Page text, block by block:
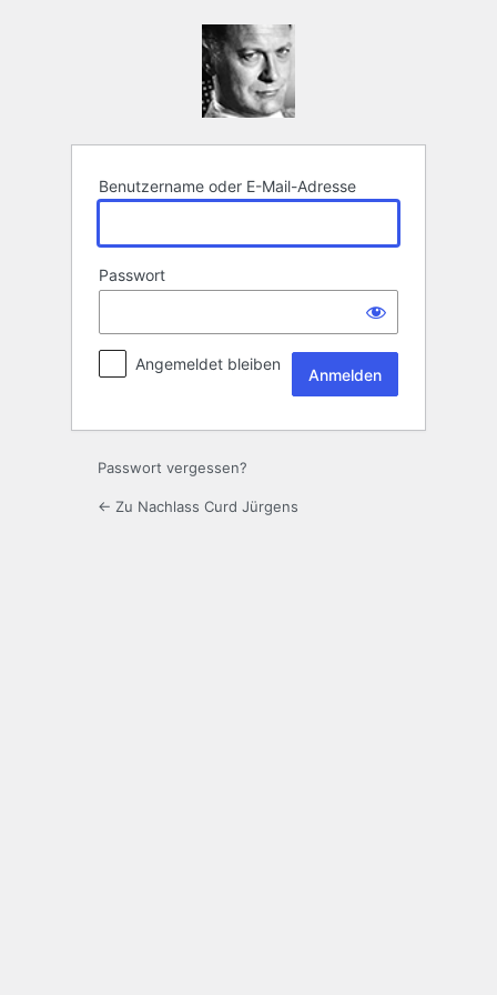
Benutzername oder E-Mail-Adresse
Passwort
Angemeldet bleiben
Passwort vergessen?
← Zu Nachlass Curd Jürgens